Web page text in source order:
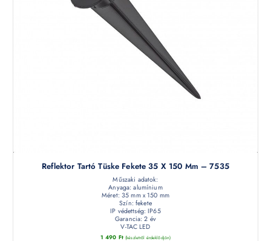
Reflektor Tartó Tüske Fekete 35 X 150 Mm – 7535
Műszaki adatok:
Anyaga: alumínium
Méret: 35 mm x 150 mm
Szín: fekete
IP védettség: IP65
Garancia: 2 év
V-TAC LED
1 490 Ft (készletről érdeklődjön)